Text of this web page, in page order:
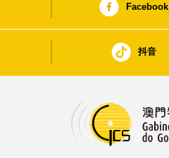
Facebook
抖音